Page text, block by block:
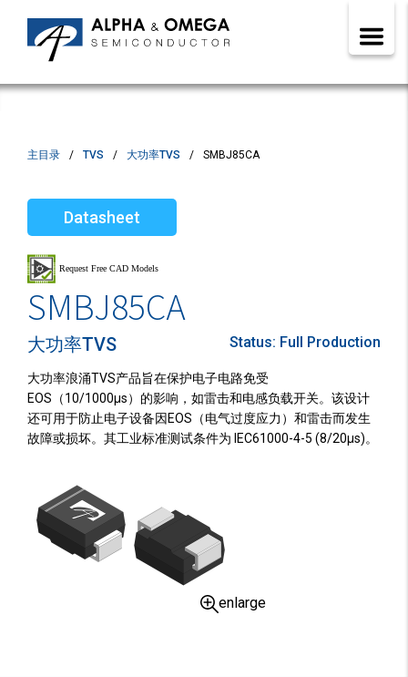
主目录 TVS 大功率TVS SMBJ85CA
Datasheet
SMBJ85CA
大功率TVS Status: Full Production
大功率浪涌TVS产品旨在保护电子电路免受
EOS（10/1000µs）的影响，如雷击和电感负载开关。该设计
还可用于防止电子设备因EOS（电气过度应力）和雷击而发生
故障或损坏。其工业标准测试条件为 IEC61000-4-5 (8/20µs)。
enlarge